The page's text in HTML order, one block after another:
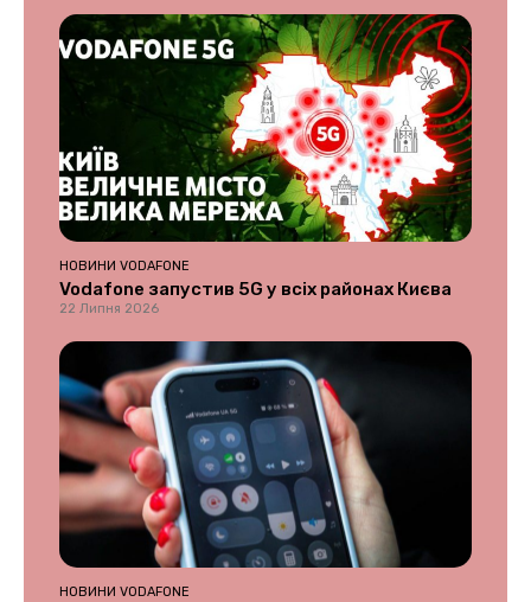
НОВИНИ VODAFONE
Vodafone запустив 5G у всіх районах Києва
22 Липня 2026
НОВИНИ VODAFONE